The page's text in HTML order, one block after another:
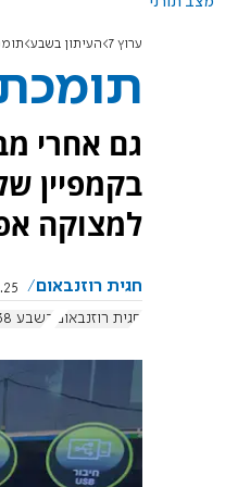
ערוץ 7 העיתון בשבע
גם אחרי
בקמפיין
למצוקה
חגית רוזנבאום
חגית רוזנבאום בשבע 1138